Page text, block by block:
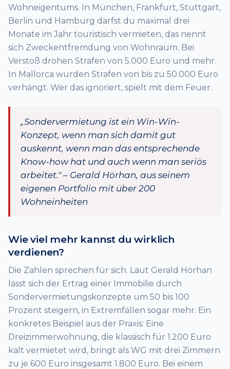
Wohneigentums. In München, Frankfurt, Stuttgart,
Berlin und Hamburg darfst du maximal drei
Monate im Jahr touristisch vermieten, das nennt
sich Zweckentfremdung von Wohnraum. Bei
Verstoß drohen Strafen von 5.000 Euro und mehr.
In Mallorca wurden Strafen von bis zu 50.000 Euro
verhängt. Wer das ignoriert, spielt mit dem Feuer.
„Sondervermietung ist ein Win-Win-
Konzept, wenn man sich damit gut
auskennt, wenn man das entsprechende
Know-how hat und auch wenn man seriös
arbeitet." – Gerald Hörhan, aus seinem
eigenen Portfolio mit über 200
Wohneinheiten
Wie viel mehr kannst du wirklich
verdienen?
Die Zahlen sprechen für sich. Laut Gerald Hörhan
lässt sich der Ertrag einer Immobilie durch
Sondervermietungskonzepte um 50 bis 100
Prozent steigern, in Extremfällen sogar mehr. Ein
konkretes Beispiel aus der Praxis: Eine
Dreizimmerwohnung, die klassisch für 1.200 Euro
kalt vermietet wird, bringt als WG mit drei Zimmern
zu je 600 Euro insgesamt 1.800 Euro. Bei einem